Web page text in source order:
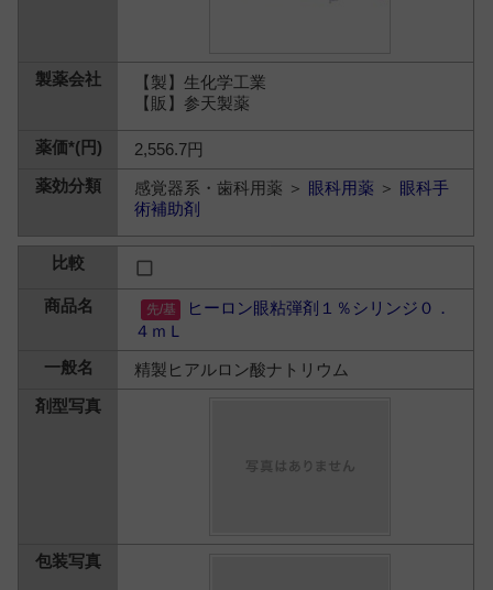
【製】生化学工業
【販】参天製薬
2,556.7円
感覚器系・歯科用薬 ＞ 眼科用薬 ＞ 眼科手
術補助剤
ヒーロン眼粘弾剤１％シリンジ０．
４ｍＬ
精製ヒアルロン酸ナトリウム